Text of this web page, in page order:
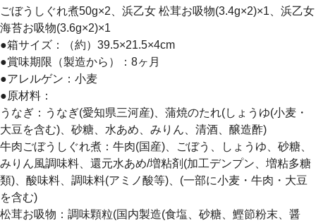
ごぼうしぐれ煮50g×2、浜乙女 松茸お吸物(3.4g×2)×1、浜乙女
海苔お吸物(3.6g×2)×1
●箱サイズ：（約）39.5×21.5×4cm
●賞味期限（製造から）：8ヶ月
●アレルゲン：小麦
●原材料：
うなぎ：うなぎ(愛知県三河産)、蒲焼のたれ(しょうゆ(小麦・
大豆を含む)、砂糖、水あめ、みりん、清酒、醸造酢)
牛肉ごぼうしぐれ煮：牛肉(国産)、ごぼう、しょうゆ、砂糖、
みりん風調味料、還元水あめ/増粘剤(加工デンプン、増粘多糖
類)、酸味料、調味料(アミノ酸等)、(一部に小麦・牛肉・大豆
を含む)
松茸お吸物：調味顆粒(国内製造(食塩、砂糖、鰹節粉末、醤